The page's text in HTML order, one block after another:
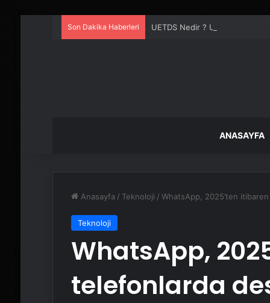
Son Dakika Haberleri UETDS Nedir ? Uetds.com İle
ANASAYFA
Anasayfa / Teknoloji / WhatsApp, 2025’ten
Teknoloji
WhatsApp,
telefonlarda